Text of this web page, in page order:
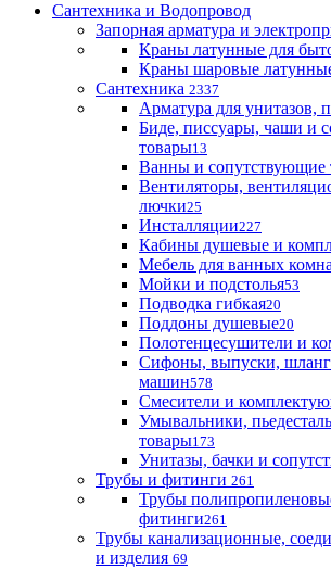
Сантехника и Водопровод
Запорная арматура и
Краны латунные для
Краны шаровые
Сантехника 2337
Арматура для унитазов,
Биде, писсуары, чаши и
товары13
Ванны и сопутствующие
Вентиляторы,
лючки25
Инсталляции227
Кабины душевые и
Мебель для ванных
Мойки и подстолья53
Подводка гибкая20
Поддоны душевые20
Полотенцесушители и
Сифоны, выпуски,
машин578
Смесители и
Умывальники,
товары173
Унитазы, бачки и
Трубы и фитинги 261
Трубы
фитинги261
Трубы канализационные,
и изделия 69